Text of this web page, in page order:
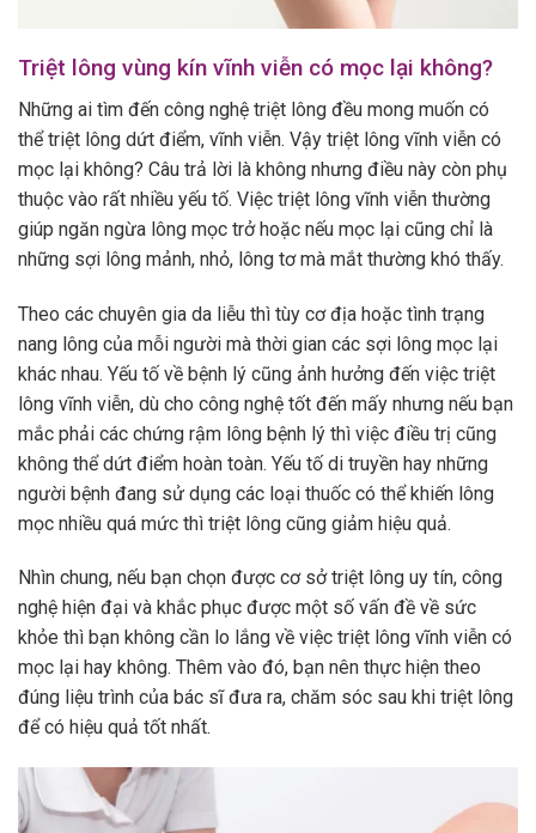
Triệt lông vùng kín vĩnh viễn có mọc lại không?
Những ai tìm đến công nghệ triệt lông đều mong muốn có
thể triệt lông dứt điểm, vĩnh viễn. Vậy triệt lông vĩnh viễn có
mọc lại không? Câu trả lời là không nhưng điều này còn phụ
thuộc vào rất nhiều yếu tố. Việc triệt lông vĩnh viễn thường
giúp ngăn ngừa lông mọc trở hoặc nếu mọc lại cũng chỉ là
những sợi lông mảnh, nhỏ, lông tơ mà mắt thường khó thấy.
Theo các chuyên gia da liễu thì tùy cơ địa hoặc tình trạng
nang lông của mỗi người mà thời gian các sợi lông mọc lại
khác nhau. Yếu tố về bệnh lý cũng ảnh hưởng đến việc triệt
lông vĩnh viễn, dù cho công nghệ tốt đến mấy nhưng nếu bạn
mắc phải các chứng rậm lông bệnh lý thì việc điều trị cũng
không thể dứt điểm hoàn toàn. Yếu tố di truyền hay những
người bệnh đang sử dụng các loại thuốc có thể khiến lông
mọc nhiều quá mức thì triệt lông cũng giảm hiệu quả.
Nhìn chung, nếu bạn chọn được cơ sở triệt lông uy tín, công
nghệ hiện đại và khắc phục được một số vấn đề về sức
khỏe thì bạn không cần lo lắng về việc triệt lông vĩnh viễn có
mọc lại hay không. Thêm vào đó, bạn nên thực hiện theo
đúng liệu trình của bác sĩ đưa ra, chăm sóc sau khi triệt lông
để có hiệu quả tốt nhất.